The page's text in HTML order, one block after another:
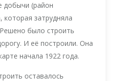
добычи (район
которая затрудняла
было строить
И её построили. Она
начала 1922 года.
оставалось